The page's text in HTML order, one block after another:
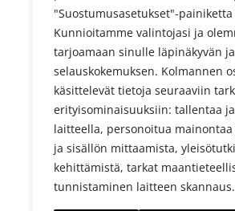
"Suostumusasetukset"-
Kunnioitamme valintojasi ja
tarjoamaan sinulle läpinäkyvän
selauskokemuksen. Kolmannen
käsittelevät tietoja seuraaviin
erityisominaisuuksiin: tallentaa
laitteella, personoitua
ja sisällön mittaamista,
kehittämistä, tarkat
tunnistaminen laitteen skannaus.